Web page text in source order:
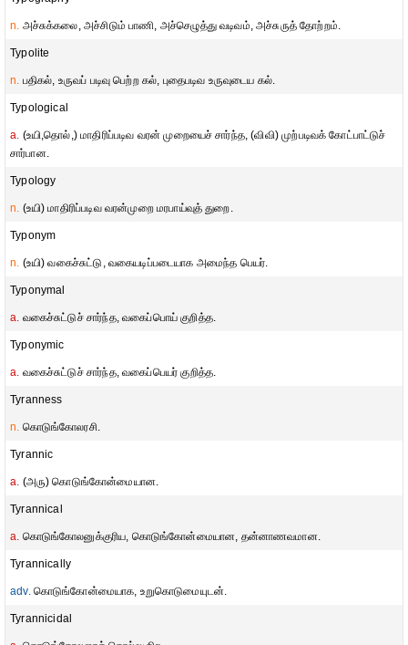
n. அச்சுக்கலை, அச்சிடும் பாணி, அச்செழுத்து வடிவம், அச்சுருத் தோற்றம்.
Typolite
n. பதிகல், உருவப் படிவு பெற்ற கல், புதைபடிவ உருவுடைய கல்.
Typological
a. (உயி,தொல்,) மாதிரிப்படிவ வரன் முறையைச் சார்ந்த, (விவி) முற்படிவக் கோட்பாட்டுச்
சார்பான.
Typology
n. (உயி) மாதிரிப்படிவ வரன்முறை மரபாய்வுத் துறை.
Typonym
n. (உயி) வகைச்சுட்டு, வகையடிப்படையாக அமைந்த பெயர்.
Typonymal
a. வகைச்சுட்டுச் சார்ந்த, வகைப்பொய் குறித்த.
Typonymic
a. வகைச்சுட்டுச் சார்ந்த, வகைப்பெயர் குறித்த.
Tyranness
n. கொடுங்கோலரசி.
Tyrannic
a. (அரு) கொடுங்கோன்மையான.
Tyrannical
a. கொடுங்கோலனுக்குரிய, கொடுங்கோன்மையான, தன்னாணவமான.
Tyrannically
adv.கொடுங்கோன்மையாக, உறுகொடுமையுடன்.
Tyrannicidal